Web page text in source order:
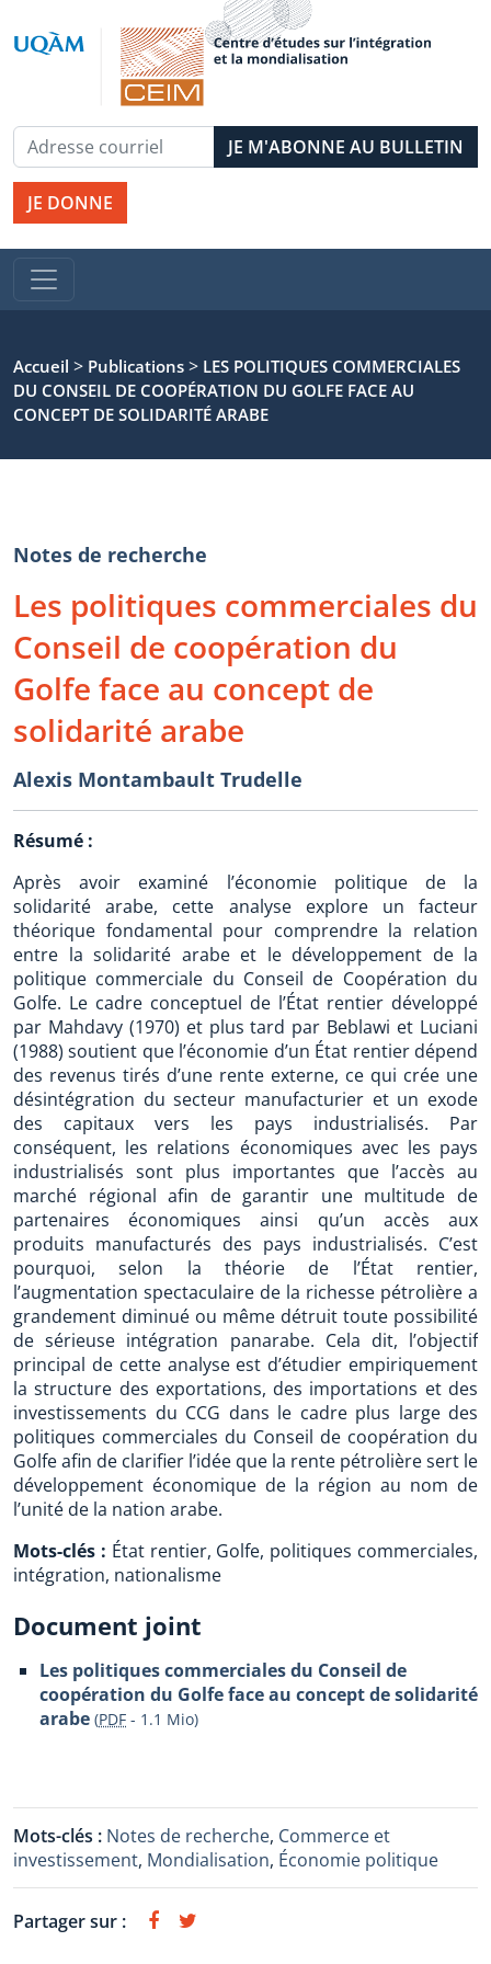
JE DONNE
Accueil > Publications > LES POLITIQUES COMMERCIALES
DU CONSEIL DE COOPÉRATION DU GOLFE FACE AU
CONCEPT DE SOLIDARITÉ ARABE
Notes de recherche
Les politiques commerciales du
Conseil de coopération du
Golfe face au concept de
solidarité arabe
Alexis Montambault Trudelle
Résumé :
Après avoir examiné l’économie politique de la
solidarité arabe, cette analyse explore un facteur
théorique fondamental pour comprendre la relation
entre la solidarité arabe et le développement de la
politique commerciale du Conseil de Coopération du
Golfe. Le cadre conceptuel de l’État rentier développé
par Mahdavy (1970) et plus tard par Beblawi et Luciani
(1988) soutient que l’économie d’un État rentier dépend
des revenus tirés d’une rente externe, ce qui crée une
désintégration du secteur manufacturier et un exode
des capitaux vers les pays industrialisés. Par
conséquent, les relations économiques avec les pays
industrialisés sont plus importantes que l’accès au
marché régional afin de garantir une multitude de
partenaires économiques ainsi qu’un accès aux
produits manufacturés des pays industrialisés. C’est
pourquoi, selon la théorie de l’État rentier,
l’augmentation spectaculaire de la richesse pétrolière a
grandement diminué ou même détruit toute possibilité
de sérieuse intégration panarabe. Cela dit, l’objectif
principal de cette analyse est d’étudier empiriquement
la structure des exportations, des importations et des
investissements du CCG dans le cadre plus large des
politiques commerciales du Conseil de coopération du
Golfe afin de clarifier l’idée que la rente pétrolière sert le
développement économique de la région au nom de
l’unité de la nation arabe.
Mots-clés : État rentier, Golfe, politiques commerciales,
intégration, nationalisme
Document joint
Les politiques commerciales du Conseil de
coopération du Golfe face au concept de solidarité
arabe (PDF - 1.1 Mio)
Mots-clés : Notes de recherche, Commerce et
investissement, Mondialisation, Économie politique
Partager sur :